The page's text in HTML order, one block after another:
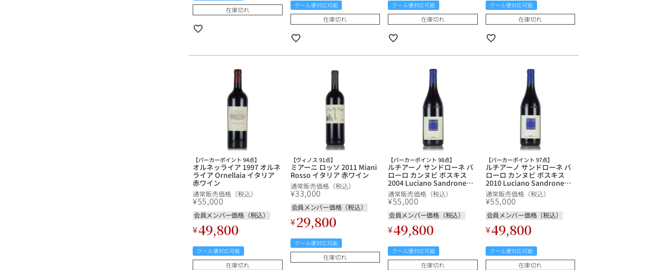
在庫切れ
クール便対応可能
在庫切れ
クール便対応可能
在庫切れ
クール便対応可能
在庫切れ
【パーカーポイント 94点】
オルネッライア 1997 オルネ
ライア Ornellaia イタリア
赤ワイン
通常販売価格（税込）
¥55,000
会員メンバー価格（税込）
¥49,800
クール便対応可能
在庫切れ
【ヴィノス 91点】
ミアーニ ロッソ 2011 Miani
Rosso イタリア 赤ワイン
通常販売価格（税込）
¥33,000
会員メンバー価格（税込）
¥29,800
クール便対応可能
在庫切れ
【パーカーポイント 98点】
ルチアーノ サンドローネ バ
ローロ カンヌビ ボスキス
2004 Luciano Sandrone
Barolo Cannubi Boschis イ
タリア 赤ワイン
通常販売価格（税込）
¥55,000
会員メンバー価格（税込）
¥49,800
クール便対応可能
在庫切れ
【パーカーポイント 97点】
ルチアーノ サンドローネ バ
ローロ カンヌビ ボスキス
2010 Luciano Sandrone
Barolo Cannubi Boschis イ
タリア 赤ワイン
通常販売価格（税込）
¥55,000
会員メンバー価格（税込）
¥49,800
クール便対応可能
在庫切れ